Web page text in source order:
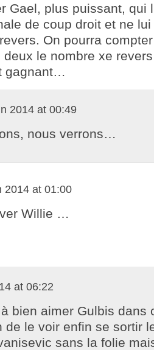
Gael, plus puissant, qui
de coup droit et ne
On pourra
deux le nombre xe
gagnant…
2014 at 00:49
nous verrons…
2014 at 01:00
Willie …
at 06:22
bien aimer Gulbis dans
de le voir enfin se sortir
sans la folie